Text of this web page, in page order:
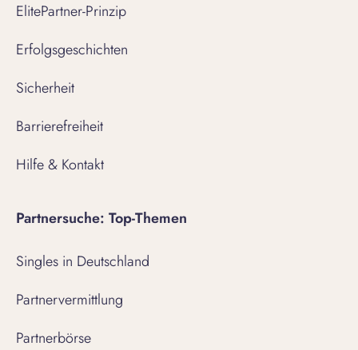
ElitePartner-Prinzip
Erfolgsgeschichten
Sicherheit
Barrierefreiheit
Hilfe & Kontakt
Partnersuche: Top-Themen
Singles in Deutschland
Partnervermittlung
Partnerbörse